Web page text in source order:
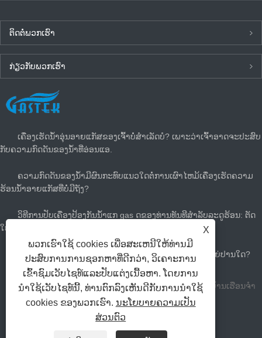
ຕິດ​ຕໍ່​ພວກ​ເຮົາ
ກ່ຽວ​ກັບ​ພວກ​ເຮົາ
ຂ່າວ​ລ່າ​ສຸດ
ເຄື່ອງເຮັດນ້ຳອຸ່ນອາຍແກັສຂອງເຈົ້າບໍ່ສຳເລັດບໍ? ເພາະວ່າເຈົ້າອາດຈະປະສົບ
ກັບຄວາມກົດດັນຂອງນໍ້າທີ່ອ່ອນແອ.
ຄວາມກົດດັນຂອງນ້ໍາມີຜົນກະທົບແນວໃດຕໍ່ການເຜົາໄຫມ້ເຄື່ອງເຮັດຄວາມ
ຮ້ອນນ້ໍາອາຍແກັສທີ່ບໍ່ມີຖັງ?
ວິທີການປັບເຄື່ອງປ້ອງກັນນ້ໍາແກ gas ດຂອງທ່ານທັນທີສໍາລັບລະດູຮ້ອນ: ຕັດ
ໃບບິນແກັດແລະເຢັນ
ທ່ານຕ້ອງການເຄື່ອງເຮັດນ້ໍາຮ້ອນຂະຫນາດໃຫຍ່ຂະຫນາດໃຫຍ່ປານໃດ?
ບໍລິສັດເຄື່ອງໃຊ້ສໍາລັບສະຫງວນລິຂະສິດ Zhongshan Tastek ບ້ານເຮືອນຈໍາ
ກັດລິຂະສິດທັງຫມົດ.
XML Privacy Policy
X
ພວກເຮົາໃຊ້ cookies ເພື່ອສະເຫນີໃຫ້ທ່ານມີ
ປະສົບການການຊອກຫາທີ່ດີກວ່າ, ວິເຄາະການ
ເຂົ້າຊົມເວັບໄຊທ໌ແລະປັບແຕ່ງເນື້ອຫາ. ໂດຍການ
ນໍາໃຊ້ເວັບໄຊທ໌ນີ້, ທ່ານຕົກລົງເຫັນດີກັບການນໍາໃຊ້
cookies ຂອງພວກເຮົາ. ນະໂຍບາຍຄວາມເປັນ
ສ່ວນຕົວ